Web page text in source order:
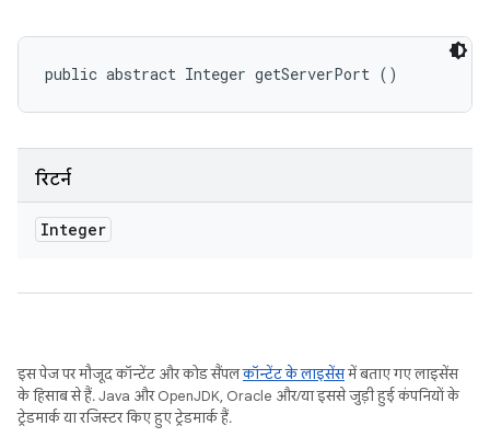
public abstract Integer getServerPort ()
रिटर्न
Integer
इस पेज पर मौजूद कॉन्टेंट और कोड सैंपलकॉन्टेंट के लाइसेंसमें बताए गए लाइसेंस
के हिसाब से हैं. Java और OpenJDK, Oracle और/या इससे जुड़ी हुई कंपनियों के
ट्रेडमार्क या रजिस्टर किए हुए ट्रेडमार्क हैं.